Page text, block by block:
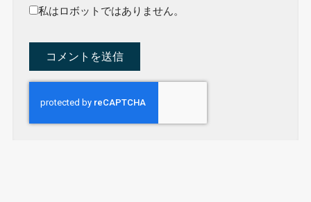
私はロボットではありません。